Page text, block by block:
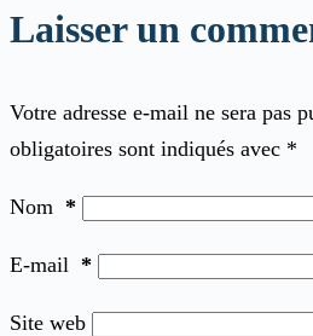
Laisser un
Votre adresse e-mail ne sera pas
obligatoires sont indiqués avec *
Nom *
E-mail *
Site web